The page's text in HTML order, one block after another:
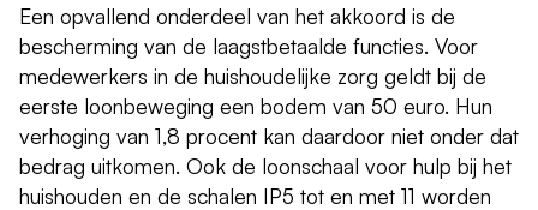
Een opvallend onderdeel van het akkoord is de
bescherming van de laagstbetaalde functies. Voor
medewerkers in de huishoudelijke zorg geldt bij de
eerste loonbeweging een bodem van 50 euro. Hun
verhoging van 1,8 procent kan daardoor niet onder dat
bedrag uitkomen. Ook de loonschaal voor hulp bij het
huishouden en de schalen IP5 tot en met 11 worden